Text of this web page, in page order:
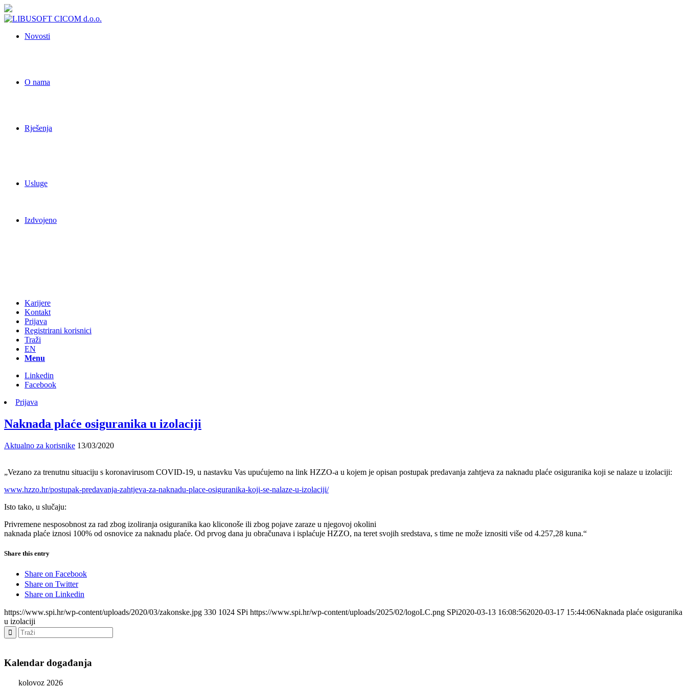
Novosti
O nama
Rješenja
Usluge
Izdvojeno
Karijere
Kontakt
Prijava
Registrirani korisnici
Traži
EN
Menu
Linkedin
Facebook
Prijava
Naknada plaće osiguranika u izolaciji
Aktualno za korisnike 13/03/2020
„Vezano za trenutnu situaciju s koronavirusom COVID-19, u nastavku Vas upućujemo na link HZZO-a u kojem je opisan postupak predavanja zahtjeva za naknadu plaće osiguranika koji se nalaze u izolaciji:
www.hzzo.hr/postupak-predavanja-zahtjeva-za-naknadu-place-osiguranika-koji-se-nalaze-u-izolaciji/
Isto tako, u slučaju:
Privremene nesposobnost za rad zbog izoliranja osiguranika kao kliconoše ili zbog pojave zaraze u njegovoj okolini
naknada plaće iznosi 100% od osnovice za naknadu plaće. Od prvog dana ju obračunava i isplaćuje HZZO, na teret svojih sredstava, s time ne može iznositi više od 4.257,28 kuna.“
Share this entry
Share on Facebook
Share on Twitter
Share on Linkedin
https://www.spi.hr/wp-content/uploads/2020/03/zakonske.jpg 330 1024 SPi https://www.spi.hr/wp-content/uploads/2025/02/logoLC.png SPi2020-03-13 16:08:562020-03-17 15:44:06Naknada plaće osiguranika
u izolaciji
Kalendar događanja
kolovoz 2026